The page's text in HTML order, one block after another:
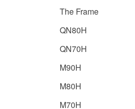
The Frame
QN80H
QN70H
M90H
M80H
M70H